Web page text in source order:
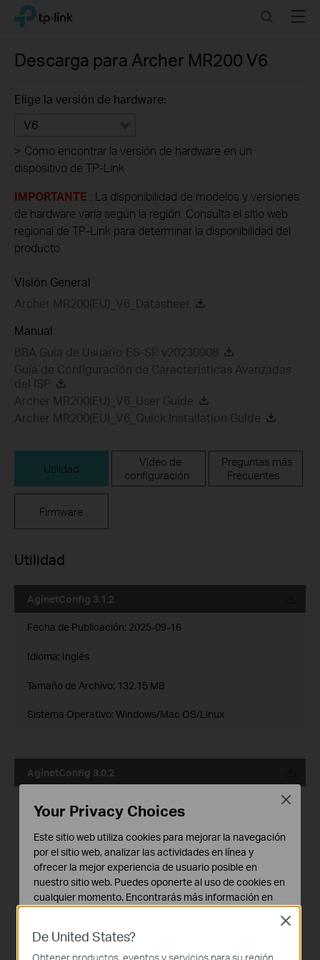
Click
navigation
TP-Link, Reliably Smart SearchMenu
Descarga para Archer MR200 V6
Elige la versión de hardware:
V6
> Cómo encontrar la versión de hardware en un
dispositivo de TP-Link
IMPORTANTE : La disponibilidad de modelos y versiones
de hardware varía según la región. Consulta el sitio web
regional de TP-Link para determinar la disponibilidad del
producto.
Visión General
Archer MR200(EU)_V6_Datasheet
Manual
BBA Guia de Usuario ES-SP v20230908
Guía de Configuración de Características Avanzadas
del ISP
Archer MR200(EU)_V6_User Guide
Archer MR200(EU)_V6_Quick Installation Guide
Utilidad
Vídeo de
configuración
Preguntas más
Frecuentes
Firmware
Utilidad
AginetConfig 3.1.2
Fecha de Publicación: 2025-09-16
Idioma: Inglés
Tamaño de Archivo: 132.15 MB
Sistema Operativo: Windows/Mac OS/Linux
AginetConfig 3.0.2
Tamaño de Archivo:127.79 MB
Sistema Operativo: Windows/Mac OS/Linux
dispositivos Aginet.
De United States?
Obtener productos, eventos y servicios para su región.
Close
Your Privacy Choices
Este sitio web utiliza cookies para mejorar la navegación
por el sitio web, analizar las actividades en línea y
ofrecer la mejor experiencia de usuario posible en
nuestro sitio web. Puedes oponerte al uso de cookies en
cualquier momento. Encontrarás más información en
Cookies Básicas
Estas cookies son necesarias para el funcionamiento
Close